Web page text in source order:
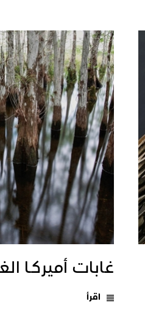
غابات أميركـا
اقرأ